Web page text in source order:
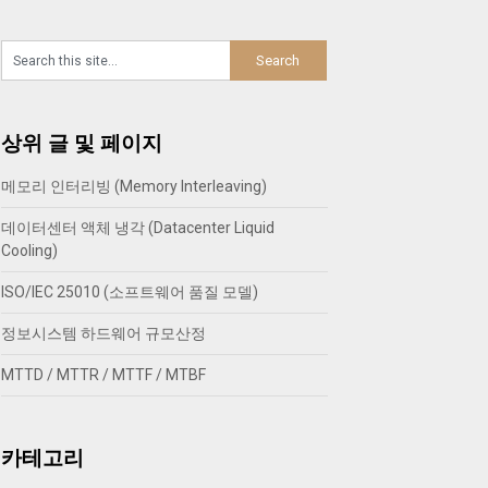
상위 글 및 페이지
메모리 인터리빙 (Memory Interleaving)
데이터센터 액체 냉각 (Datacenter Liquid
Cooling)
ISO/IEC 25010 (소프트웨어 품질 모델)
정보시스템 하드웨어 규모산정
MTTD / MTTR / MTTF / MTBF
카테고리